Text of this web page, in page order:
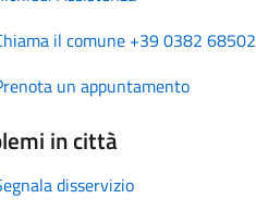
il comune +39 0382 68502
un appuntamento
in città
disservizio